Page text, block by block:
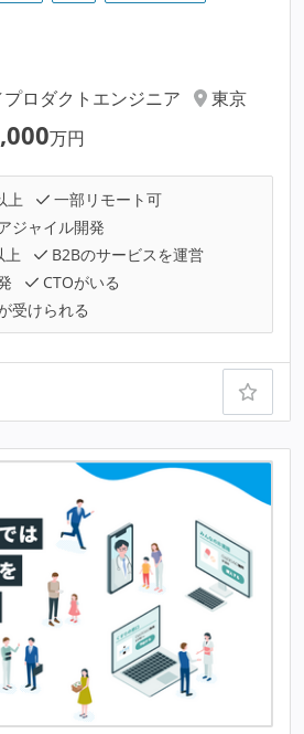
ロダクトエンジニア
東京
万円
上
一部リモート可
ジャイル開発
上
B2Bのサービスを運営
CTOがいる
受けられる